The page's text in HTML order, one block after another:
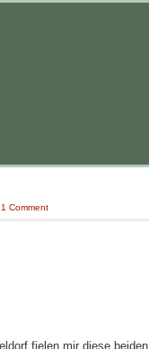
1 Comment
fielen mir diese